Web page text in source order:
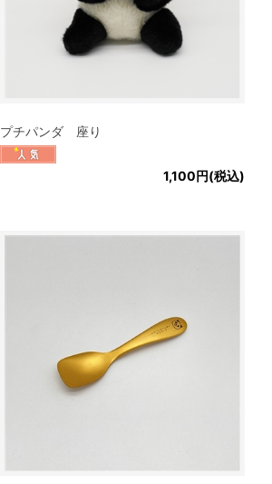
プチパンダ 座り
1,100円(税込)